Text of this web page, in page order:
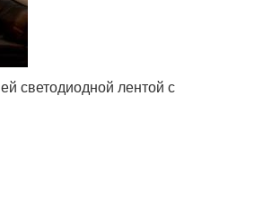
светодиодной лентой с